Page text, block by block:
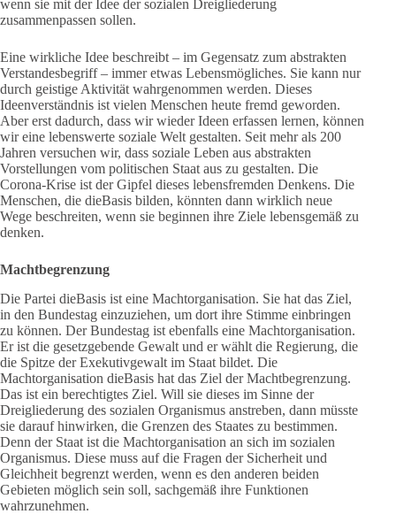
wenn sie mit der Idee der sozialen Dreigliederung
zusammenpassen sollen.
Eine wirkliche Idee beschreibt – im Gegensatz zum abstrakten
Verstandesbegriff – immer etwas Lebensmögliches. Sie kann nur
durch geistige Aktivität wahrgenommen werden. Dieses
Ideenverständnis ist vielen Menschen heute fremd geworden.
Aber erst dadurch, dass wir wieder Ideen erfassen lernen, können
wir eine lebenswerte soziale Welt gestalten. Seit mehr als 200
Jahren versuchen wir, dass soziale Leben aus abstrakten
Vorstellungen vom politischen Staat aus zu gestalten. Die
Corona-Krise ist der Gipfel dieses lebensfremden Denkens. Die
Menschen, die dieBasis bilden, könnten dann wirklich neue
Wege beschreiten, wenn sie beginnen ihre Ziele lebensgemäß zu
denken.
Machtbegrenzung
Die Partei dieBasis ist eine Machtorganisation. Sie hat das Ziel,
in den Bundestag einzuziehen, um dort ihre Stimme einbringen
zu können. Der Bundestag ist ebenfalls eine Machtorganisation.
Er ist die gesetzgebende Gewalt und er wählt die Regierung, die
die Spitze der Exekutivgewalt im Staat bildet. Die
Machtorganisation dieBasis hat das Ziel der Machtbegrenzung.
Das ist ein berechtigtes Ziel. Will sie dieses im Sinne der
Dreigliederung des sozialen Organismus anstreben, dann müsste
sie darauf hinwirken, die Grenzen des Staates zu bestimmen.
Denn der Staat ist die Machtorganisation an sich im sozialen
Organismus. Diese muss auf die Fragen der Sicherheit und
Gleichheit begrenzt werden, wenn es den anderen beiden
Gebieten möglich sein soll, sachgemäß ihre Funktionen
wahrzunehmen.